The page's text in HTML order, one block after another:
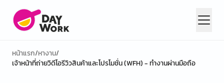
หน้าแรก/หางาน/
เจ้าหน้าที่ถ่ายวิดีโอรีวิวสินค้าและโปรโมชั่น (WFH) - ทำงานผ่านมือถือ